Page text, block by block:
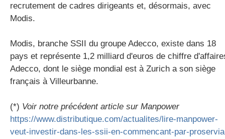
recrutement de cadres dirigeants et, désormais, avec
Modis.
Modis, branche SSII du groupe Adecco, existe dans 18
pays et représente 1,2 milliard d'euros de chiffre
Adecco, dont le siège mondial est à Zurich a son siège
français à Villeurbanne.
(*) Voir notre précédent article sur Manpower
https://www.distributique.com/actualites/lire-manpower-
veut-investir-dans-les-ssii-en-commencant-par-